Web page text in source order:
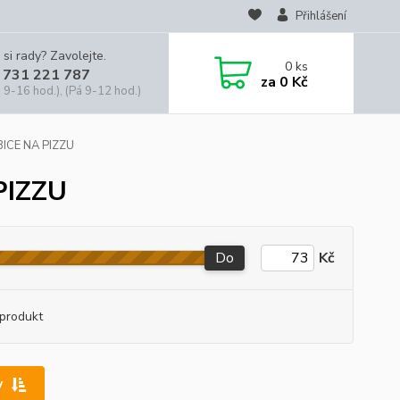
Přihlášení
rady? Zavolejte.
221 787
9-16 hod.), (Pá 9-12 hod.)
0ks
za 0 Kč
NA PIZZU
Do Kč